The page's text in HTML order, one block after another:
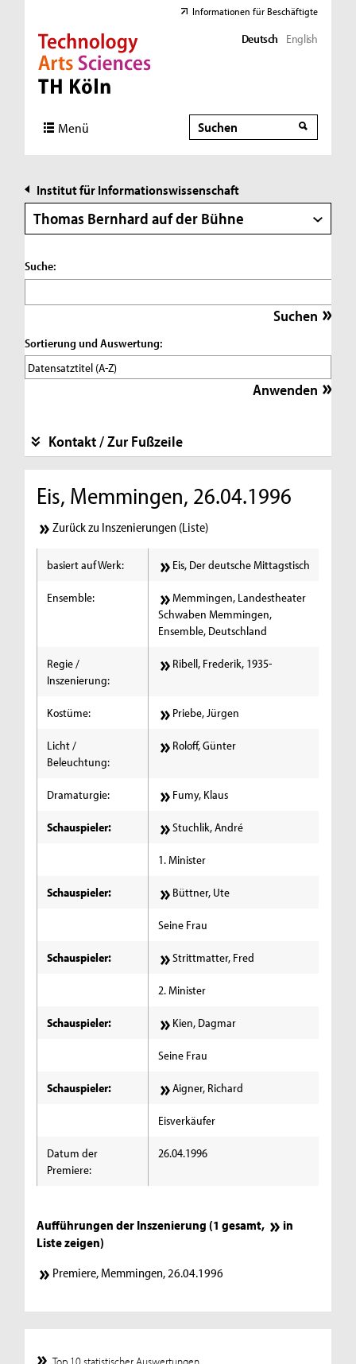
Direkt zur Hauptnavigation
Direkt zur Subnavigation
Direkt zum Inhalt
Direkt zum Fußbereich
Informationen für Beschäftigte
Deutsch English
Menü Suche
Suche
Institut für Informationswissenschaft
Thomas Bernhard auf der Bühne
Suche:
Sortierung und Auswertung:
Kontakt / Zur Fußzeile
Eis, Memmingen, 26.04.1996
Zurück zu Inszenierungen (Liste)
basiert auf Werk: Eis, Der deutsche Mittagstisch
Ensemble:
Memmingen, Landestheater
Schwaben Memmingen,
Ensemble, Deutschland
Regie /
Inszenierung:
Ribell, Frederik, 1935-
Kostüme: Priebe, Jürgen
Licht /
Beleuchtung:
Roloff, Günter
Dramaturgie: Fumy, Klaus
Schauspieler: Stuchlik, André
1. Minister
Schauspieler: Büttner, Ute
Seine Frau
Schauspieler: Strittmatter, Fred
2. Minister
Schauspieler: Kien, Dagmar
Seine Frau
Schauspieler: Aigner, Richard
Eisverkäufer
Datum der
Premiere:
26.04.1996
Aufführungen der Inszenierung (1 gesamt,
in
Liste zeigen)
Premiere, Memmingen, 26.04.1996
Top 10 statistischer Auswertungen